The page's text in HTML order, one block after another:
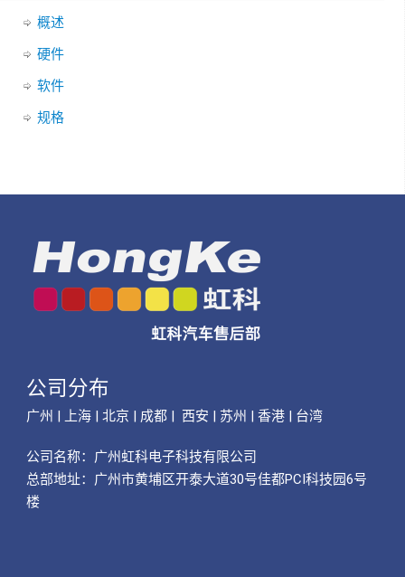
概述
硬件
软件
规格
公司分布
广州 | 上海 | 北京 | 成都 | 西安 | 苏州 | 香港 | 台湾
公司名称： 广州虹科电子科技有限公司
总部地址：广州市黄埔区开泰大道30号佳都PCI科技园6号
楼